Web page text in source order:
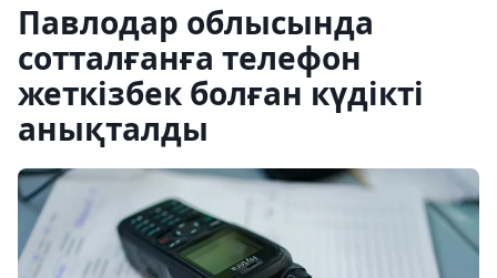
Павлодар облысында
сотталғанға телефон
жеткізбек болған күдікті
анықталды